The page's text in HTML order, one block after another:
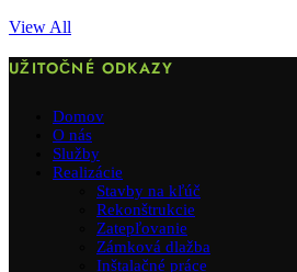
View All
UŽITOČNÉ ODKAZY
Domov
O nás
Služby
Realizácie
Stavby na kľúč
Rekonštrukcie
Zatepľovanie
Zámková dlažba
Inštalačné práce